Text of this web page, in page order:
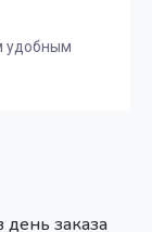
удобным
заказа